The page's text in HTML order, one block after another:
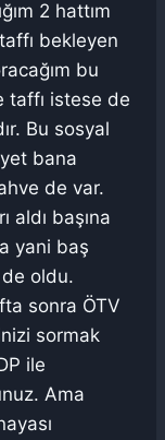
2 hattım
bekleyen
bu
taffı istese de
Bu sosyal
bana
de var.
aldı başına
yani baş
oldu.
sonra ÖTV
sormak
ile
Ama